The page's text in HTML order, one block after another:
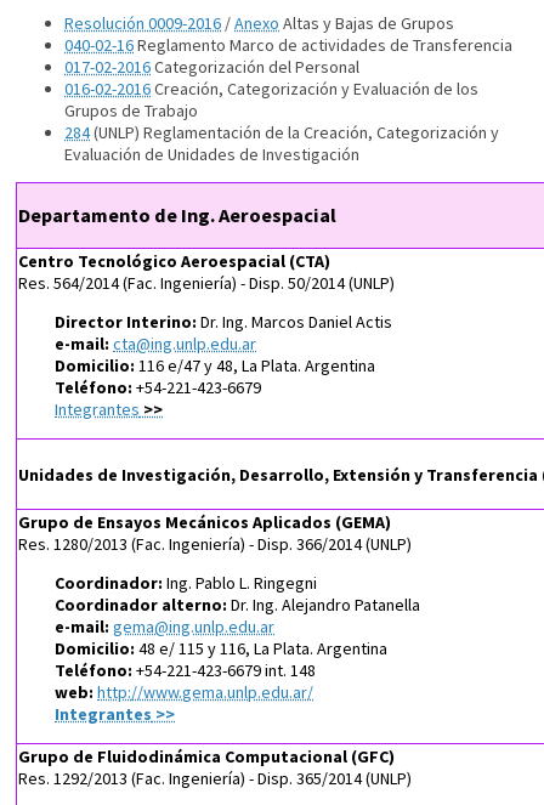
Resolución 0009-2016 /Anexo Altas y Bajas de Grupos
040-02-16Reglamento Marco de actividades de Transferencia
017-02-2016Categorización del Personal
016-02-2016Creación, Categorización y Evaluación de los
Grupos de Trabajo
284(UNLP) Reglamentación de la Creación, Categorización y
Evaluación de Unidades de Investigación
Departamento de Ing. Aeroespacial
Centro Tecnológico Aeroespacial (CTA)
Res. 564/2014 (Fac. Ingeniería) - Disp. 50/2014 (UNLP)
Director Interino:Dr. Ing. Marcos Daniel Actis
e-mail: cta@ing.unlp.edu.ar
Domicilio: 116 e/47 y 48, La Plata. Argentina
Teléfono: +54-221-423-6679
Integrantes >>
Unidades de Investigación, Desarrollo, Extensión y Transferencia
Grupo de Ensayos Mecánicos Aplicados (GEMA)
Res. 1280/2013 (Fac. Ingeniería) - Disp. 366/2014 (UNLP)
Coordinador: Ing. Pablo L. Ringegni
Coordinador alterno: Dr. Ing. Alejandro Patanella
e-mail: gema@ing.unlp.edu.ar
Domicilio: 48 e/ 115 y 116, La Plata. Argentina
Teléfono: +54-221-423-6679 int. 148
web: http://www.gema.unlp.edu.ar/
Integrantes >>
Grupo de Fluidodinámica Computacional (GFC)
Res. 1292/2013 (Fac. Ingeniería) - Disp. 365/2014 (UNLP)